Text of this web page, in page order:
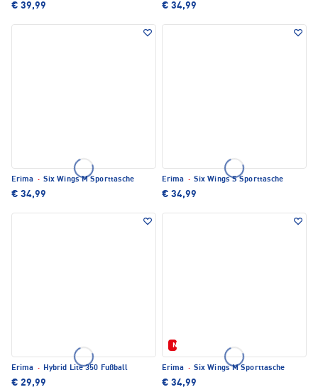
€ 39,99 € 34,99
Erima · Six Wings M Sporttasche
€ 34,99
Erima · Six Wings S Sporttasche
€ 34,99
Erima · Hybrid Lite 350 Fußball
€ 29,99
Neu
Erima · Six Wings M Sporttasche
€ 34,99